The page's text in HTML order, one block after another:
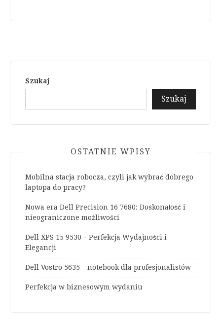
Szukaj
Szukaj
OSTATNIE WPISY
Mobilna stacja robocza, czyli jak wybrać dobrego
laptopa do pracy?
Nowa era Dell Precision 16 7680: Doskonałość i
nieograniczone możliwości
Dell XPS 15 9530 – Perfekcja Wydajności i
Elegancji
Dell Vostro 5635 – notebook dla profesjonalistów
Perfekcja w biznesowym wydaniu